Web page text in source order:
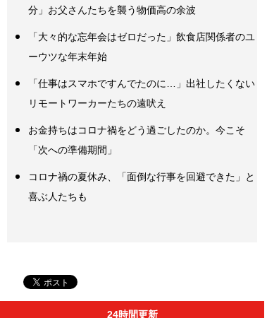
分」お父さんたちを襲う物価高の余波
「大々的な忘年会はゼロだった」飲食店関係者のユ
ーウツな年末年始
「仕事はスマホですんでたのに…」出社したくない
リモートワーカーたちの遠吠え
お金持ちはコロナ禍をどう過ごしたのか。今こそ
「次への準備期間」
コロナ禍の夏休み、「面倒な行事を回避できた」と
喜ぶ人たちも
24時間更新